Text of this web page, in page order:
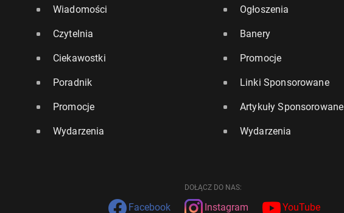
Wiadomości
Czytelnia
Ciekawostki
Poradnik
Promocje
Wydarzenia
Ogłoszenia
Banery
Promocje
Linki Sponsorowane
Artykuły Sponsorowane
Wydarzenia
DOŁĄCZ DO NAS:
Facebook Instagram YouTube